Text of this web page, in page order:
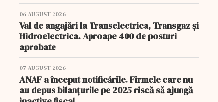
06 AUGUST 2026
Val de angajări la Transelectrica, Transgaz și
Hidroelectrica. Aproape 400 de posturi
aprobate
07 AUGUST 2026
ANAF a început notificările. Firmele care nu
au depus bilanțurile pe 2025 riscă să ajungă